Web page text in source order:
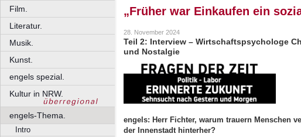
Film.
Literatur.
Musik.
Kunst.
engels spezial.
Kultur in NRW.
engels-Thema.
Intro
„Früher war Einkaufen ein
28. November 2024
Teil 2: Interview – Wirtschaftspsychologe
und Nostalgie
engels: Herr Fichter, warum trauern Menschen
der Innenstadt hinterher?